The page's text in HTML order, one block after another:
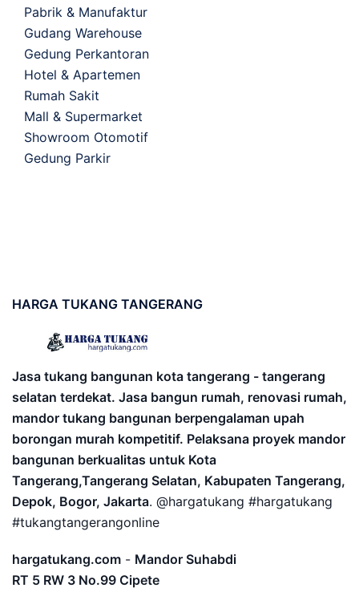
Pabrik & Manufaktur
Gudang Warehouse
Gedung Perkantoran
Hotel & Apartemen
Rumah Sakit
Mall & Supermarket
Showroom Otomotif
Gedung Parkir
HARGA TUKANG TANGERANG
Jasa tukang bangunan kota tangerang - tangerang
selatan terdekat. Jasa bangun rumah, renovasi rumah,
mandor tukang bangunan berpengalaman upah
borongan murah kompetitif. Pelaksana proyek mandor
bangunan berkualitas untuk Kota
Tangerang,Tangerang Selatan, Kabupaten Tangerang,
Depok, Bogor, Jakarta. @hargatukang #hargatukang
#tukangtangerangonline
hargatukang.com - Mandor Suhabdi
RT 5 RW 3 No.99 Cipete